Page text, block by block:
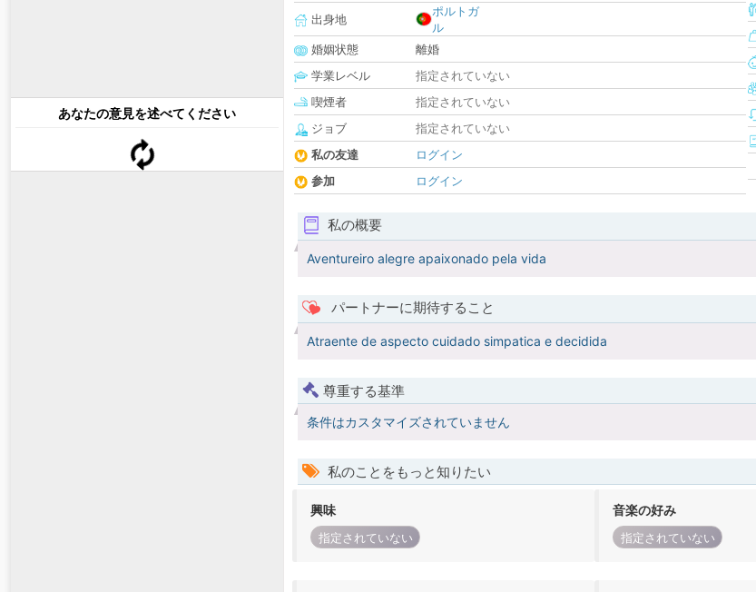
あなたの意見を述べてください
出身地
ポルトガ
ル
婚姻状態
離婚
学業レベル
指定されていない
喫煙者
指定されていない
ジョブ
指定されていない
私の友達
ログイン
参加
ログイン
私の概要
Aventureiro alegre apaixonado pela vida
パートナーに期待すること
Atraente de aspecto cuidado simpatica e decidida
尊重する基準
条件はカスタマイズされていません
私のことをもっと知りたい
興味
指定されていない
音楽の好み
指定されていない